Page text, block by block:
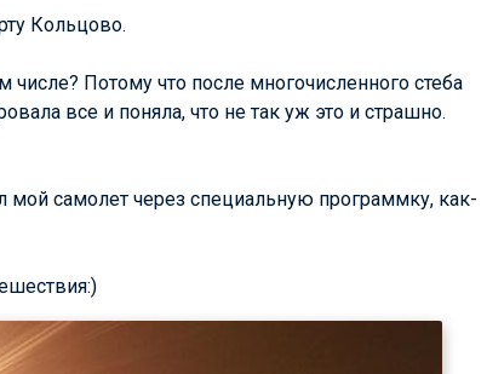
Кольцово.
Потому что после многочисленного стеба
все и поняла, что не так уж это и страшно.
самолет через специальную программку, как-